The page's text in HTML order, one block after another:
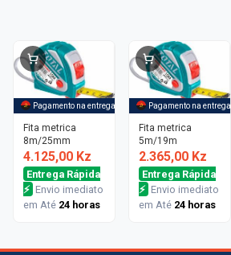
Pagamento na entrega
Fita metrica
8m/25mm
4.125,00 Kz
Entrega Rápida
⚡ Envio imediato
em Até 24 horas
Pagamento na entrega
Fita metrica
5m/19m
2.365,00 Kz
Entrega Rápida
⚡ Envio imediato
em Até 24 horas